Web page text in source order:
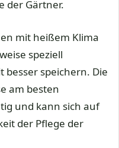
der Gärtner.
mit heißem Klima
speziell
besser speichern. Die
am besten
und kann sich auf
der Pflege der